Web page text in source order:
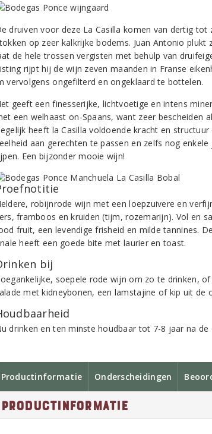
druiven voor deze La Casilla komen van dertig tot
op zeer kalkrijke bodems. Juan Antonio plukt
de hele trossen vergisten met behulp van
rijpt hij de wijn zeven maanden in Franse
vervolgens ongefilterd en ongeklaard te bottelen.
geeft een finesserijke, lichtvoetige en intens
een welhaast on-Spaans, want zeer bescheiden
heeft la Casilla voldoende kracht en
aan gerechten te passen en zelfs nog enkele
Een bijzonder mooie wijn!
robijnrode wijn met een loepzuivere en
framboos en kruiden (tijm, rozemarijn). Vol en
fruit, een levendige frisheid en milde tannines.
heeft een goede bite met laurier en toast.
bij
soepele rode wijn om zo te drinken,
met kidneybonen, een lamstajine of kip uit de
drinken en ten minste houdbaar tot 7-8 jaar na de
Productinformatie Onderscheidingen
Productinformatie